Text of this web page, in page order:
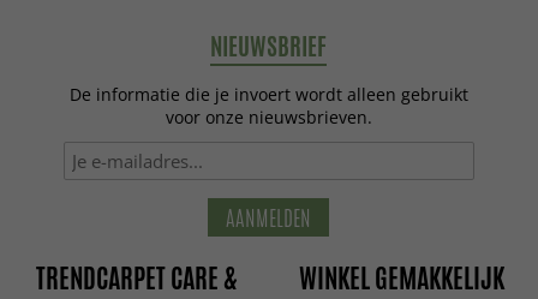
NIEUWSBRIEF
De informatie die je invoert wordt alleen gebruikt
voor onze nieuwsbrieven.
AANMELDEN
TRENDCARPET CARE &
WINKEL GEMAKKELIJK